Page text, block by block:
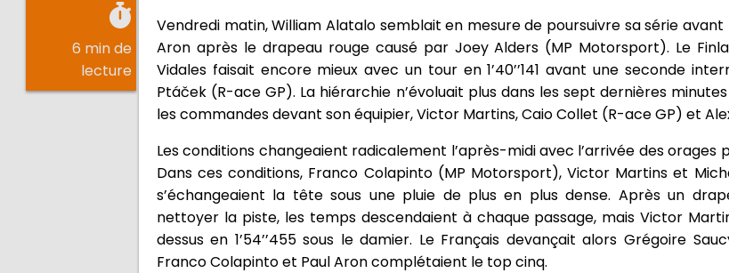
6 min de
lecture
Vendredi matin, William Alatalo semblait en mesure de poursuivre sa série
Aron après le drapeau rouge causé par Joey Alders (MP Motorsport). Le
Vidales faisait encore mieux avec un tour en 1’40’’141 avant une seconde
Ptáček (R-ace GP). La hiérarchie n’évoluait plus dans les sept dernières
les commandes devant son équipier, Victor Martins, Caio Collet (R-ace GP) et
Les conditions changeaient radicalement l’après-midi avec l’arrivée des orages
Dans ces conditions, Franco Colapinto (MP Motorsport), Victor Martins et
s’échangeaient la tête sous une pluie de plus en plus dense. Après un
nettoyer la piste, les temps descendaient à chaque passage, mais Victor
dessus en 1’54’’455 sous le damier. Le Français devançait alors Grégoire
Franco Colapinto et Paul Aron complétaient le top cinq.